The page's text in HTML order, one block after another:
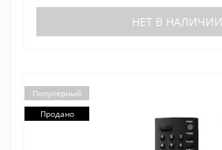
НЕТ В НАЛИЧИИ
Популярный
Продано